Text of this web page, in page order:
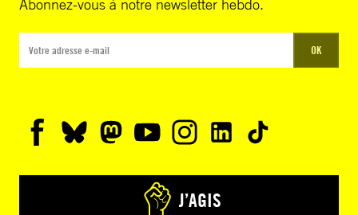
Abonnez-vous à notre newsletter hebdo.
OK
J’AGIS